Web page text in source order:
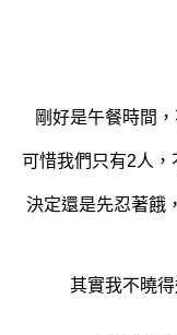
剛好是午餐時間
可惜我們只有2人
決定還是先忍著餓
其實我不曉